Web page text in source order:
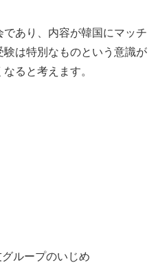
あり、内容が韓国にマッチ
は特別なものという意識が
ると考えます。
ループのいじめ